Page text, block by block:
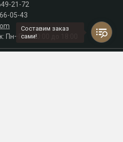
21-72
05-43
с 10:00 до 18:00
Составим заказ
сами!